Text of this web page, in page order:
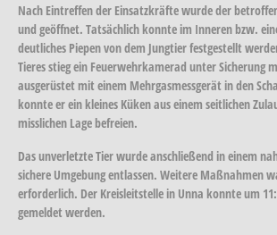
Nach Eintreffen der Einsatzkräfte wurde der
und geöffnet. Tatsächlich konnte im Inneren bzw.
deutliches Piepen von dem Jungtier festgestellt
Tieres stieg ein Feuerwehrkamerad unter Sicherung
ausgerüstet mit einem Mehrgasmessgerät in den
konnte er ein kleines Küken aus einem seitlichen
misslichen Lage befreien.
Das unverletzte Tier wurde anschließend in einem
sichere Umgebung entlassen. Weitere Maßnahmen
erforderlich. Der Kreisleitstelle in Unna konnte um
gemeldet werden.